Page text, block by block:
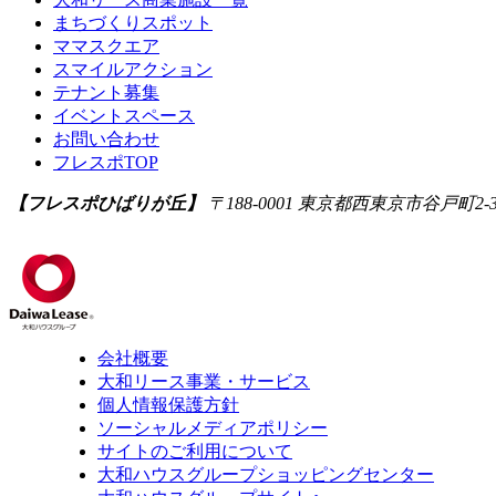
まちづくりスポット
ママスクエア
スマイルアクション
テナント募集
イベントスペース
お問い合わせ
フレスポTOP
【フレスポひばりが丘】 〒188-0001 東京都西東京市谷戸町2-
会社概要
大和リース事業・サービス
個人情報保護方針
ソーシャルメディアポリシー
サイトのご利用について
大和ハウスグループショッピングセンター